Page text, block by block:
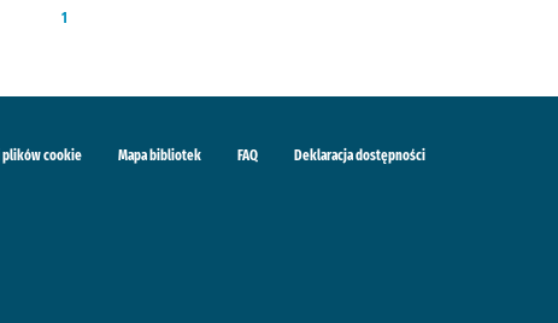
1
plików cookie Mapa bibliotek FAQ Deklaracja dostępności